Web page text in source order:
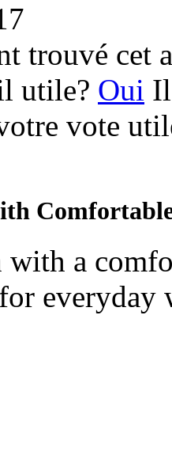
trouvé cet
utile? Oui
vote
with a
everyday